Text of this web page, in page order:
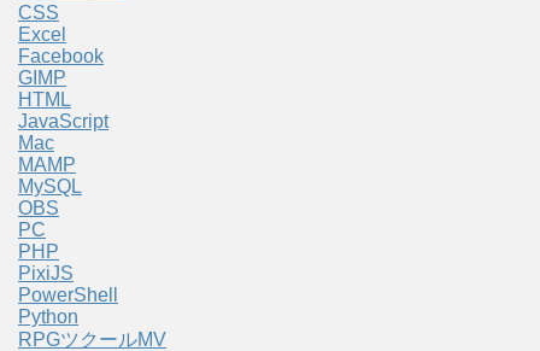
CSS
Excel
Facebook
GIMP
HTML
JavaScript
Mac
MAMP
MySQL
OBS
PC
PHP
PixiJS
PowerShell
Python
RPGツクールMV